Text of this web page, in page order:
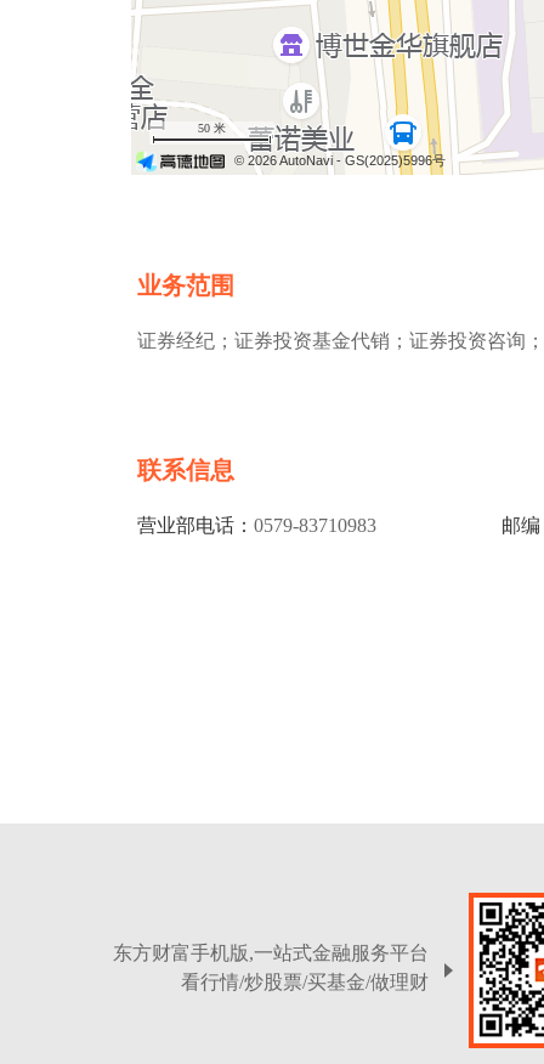
50 米
© 2026 AutoNavi - GS(2025)5996号
业务范围
证券经纪；证券投资基金代销；证券投资咨询
联系信息
营业部电话： 0579-83710983 邮编
东方财富手机版,一站式金融服务平台
看行情/炒股票/买基金/做理财